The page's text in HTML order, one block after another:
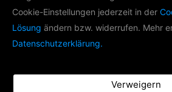
Im Rahmen der Life Radio
produzieren wir mit
verschiedenen Themen.
Cookie-Einstellungen jederzeit in der
Lösung ändern bzw. widerrufen. Mehr
Datenschutzerklärung.
Verweigern